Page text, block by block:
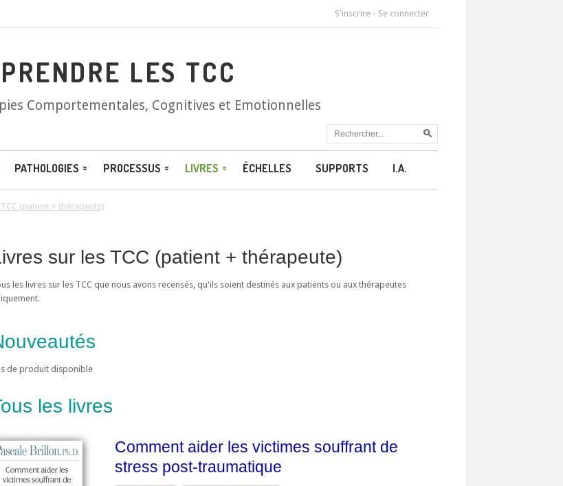
S'inscrire - Se connecter
LES TCC
Comportementales, Cognitives et Emotionnelles
PATHOLOGIES PROCESSUS LIVRES ÉCHELLES SUPPORTS I.A.
(patient + thérapeute)
sur les TCC (patient + thérapeute)
les livres sur les TCC que nous avons recensés, qu'ils soient destinés aux patients ou aux thérapeutes
de produit disponible
les livres
Comment aider les victimes souffrant de
stress post-traumatique